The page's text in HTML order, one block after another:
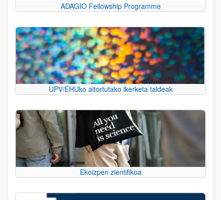
ADAGIO Fellowship Programme
UPV/EHUko aitortutako ikerketa taldeak
Ekoizpen zientifikoa